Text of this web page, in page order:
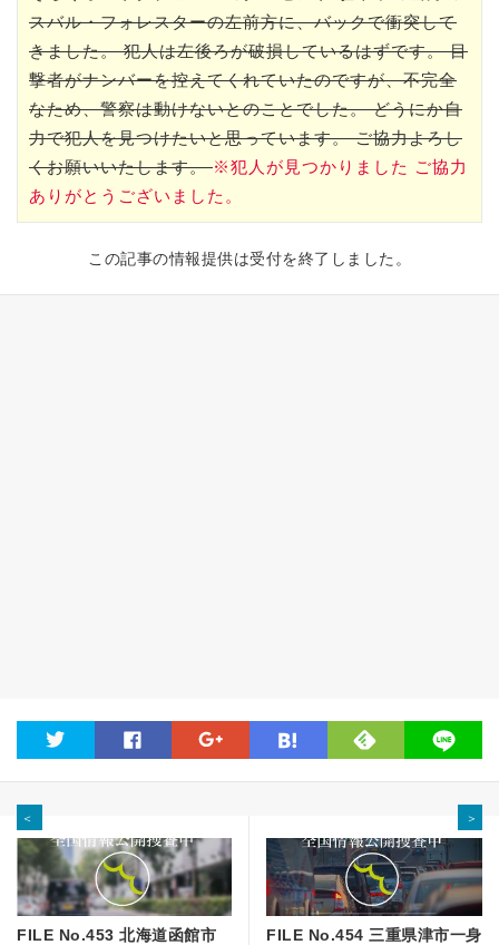
スバル・フォレスターの左前方に、バックで衝突して
きました。 犯人は左後ろが破損しているはずです。 目
撃者がナンバーを控えてくれていたのですが、不完全
なため、警察は動けないとのことでした。 どうにか自
力で犯人を見つけたいと思っています。 ご協力よろし
くお願いいたします。※犯人が見つかりました ご協力
ありがとうございました。
この記事の情報提供は受付を終了しました。
facebook line
＜
FILE No.453 北海道函館市
＞
FILE No.454 三重県津市一身